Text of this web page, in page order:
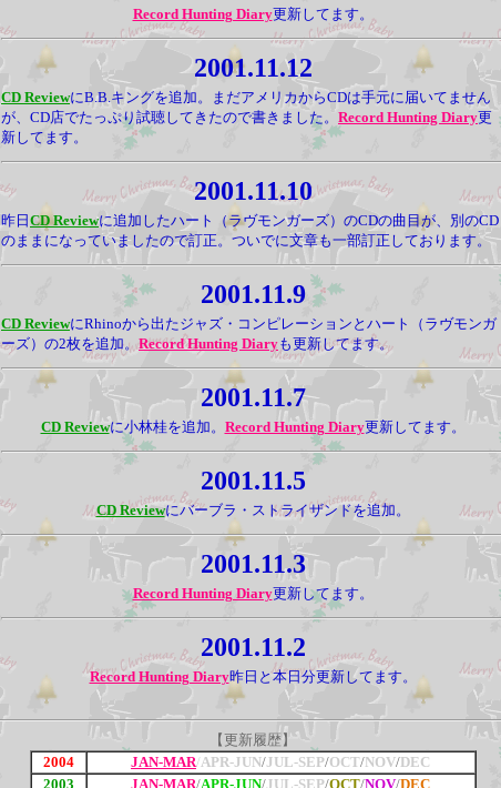
Record Hunting Diary更新してます。
2001.11.12
CD ReviewにB.B.キングを追加。まだアメリカからCDは手元に届いてません
が、CD店でたっぷり試聴してきたので書きました。 Record Hunting Diary更
新してます。
2001.11.10
昨日 CD Reviewに追加したハート（ラヴモンガーズ）のCDの曲目が、別のCD
のままになっていましたので訂正。ついでに文章も一部訂正しております。
2001.11.9
CD ReviewにRhinoから出たジャズ・コンピレーションとハート（ラヴモンガ
ーズ）の2枚を追加。Record Hunting Diaryも更新してます。
2001.11.7
CD Reviewに小林桂を追加。 Record Hunting Diary更新してます。
2001.11.5
CD Reviewにバーブラ・ストライザンドを追加。
2001.11.3
Record Hunting Diary更新してます。
2001.11.2
Record Hunting Diary昨日と本日分更新してます。
【更新履歴】
2004
JAN-MAR/APR-JUN/JUL-SEP/OCT/NOV/DEC
2003
JAN-MAR/APR-JUN/JUL-SEP/OCT/NOV/DEC